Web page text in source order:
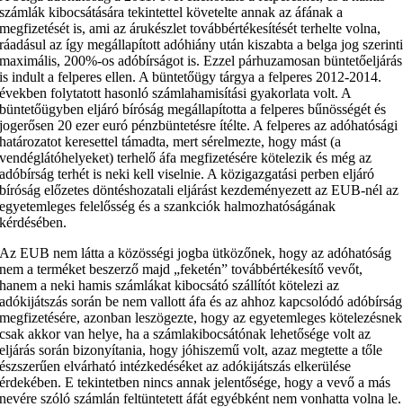
számlák kibocsátására tekintettel követelte annak az áfának a
megfizetését is, ami az árukészlet továbbértékesítését terhelte volna,
ráadásul az így megállapított adóhiány után kiszabta a belga jog szerinti
maximális, 200%-os adóbírságot is. Ezzel párhuzamosan büntetőeljárás
is indult a felperes ellen. A büntetőügy tárgya a felperes 2012-2014.
években folytatott hasonló számlahamisítási gyakorlata volt. A
büntetőügyben eljáró bíróság megállapította a felperes bűnösségét és
jogerősen 20 ezer euró pénzbüntetésre ítélte. A felperes az adóhatósági
határozatot keresettel támadta, mert sérelmezte, hogy mást (a
vendéglátóhelyeket) terhelő áfa megfizetésére kötelezik és még az
adóbírság terhét is neki kell viselnie. A közigazgatási perben eljáró
bíróság előzetes döntéshozatali eljárást kezdeményezett az EUB-nél az
egyetemleges felelősség és a szankciók halmozhatóságának
kérdésében.
Az EUB nem látta a közösségi jogba ütközőnek, hogy az adóhatóság
nem a terméket beszerző majd „feketén” továbbértékesítő vevőt,
hanem a neki hamis számlákat kibocsátó szállítót kötelezi az
adókijátszás során be nem vallott áfa és az ahhoz kapcsolódó adóbírság
megfizetésére, azonban leszögezte, hogy az egyetemleges kötelezésnek
csak akkor van helye, ha a számlakibocsátónak lehetősége volt az
eljárás során bizonyítania, hogy jóhiszemű volt, azaz megtette a tőle
észszerűen elvárható intézkedéséket az adókijátszás elkerülése
érdekében. E tekintetben nincs annak jelentősége, hogy a vevő a más
nevére szóló számlán feltüntetett áfát egyébként nem vonhatta volna le.